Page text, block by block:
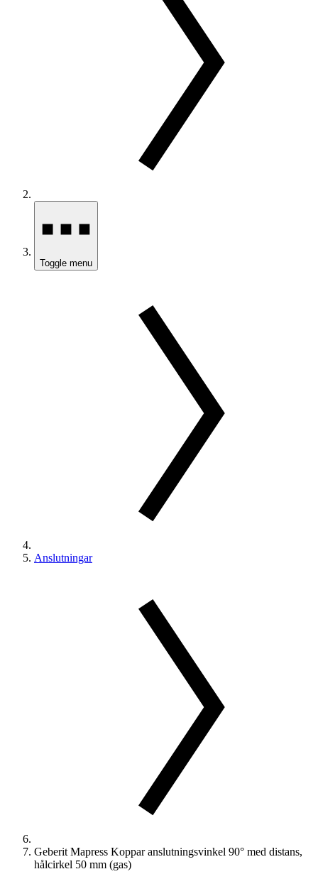
Toggle menu
Anslutningar
Geberit Mapress Koppar anslutningsvinkel 90° med distans,
hålcirkel 50 mm (gas)